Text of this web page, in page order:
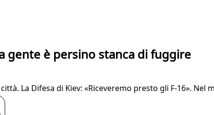
gente è persino stanca di fuggire
La Difesa di Kiev: «Riceveremo presto gli F-16».